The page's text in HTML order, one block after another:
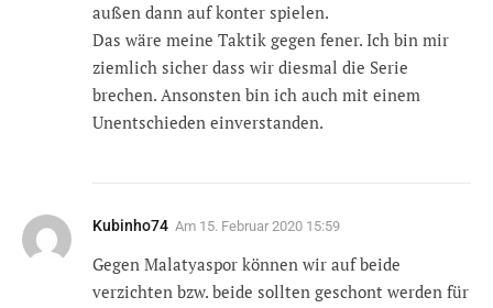
außen dann auf konter spielen.
Das wäre meine Taktik gegen fener. Ich bin mir
ziemlich sicher dass wir diesmal die Serie
brechen. Ansonsten bin ich auch mit einem
Unentschieden einverstanden.
Kubinho74 Am 15. Februar 2020 15:59
Gegen Malatyaspor können wir auf beide
verzichten bzw. beide sollten geschont werden für